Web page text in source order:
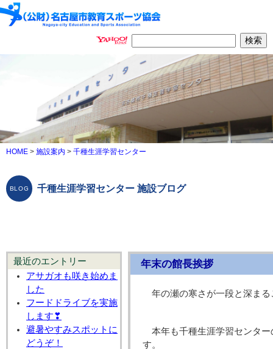
HOME > 施設案内 > 千種生涯学習センター
千種生涯学習センター 施設ブログ
最近のエントリー
アサガオも咲き始めま
した
フードドライブを実施
します❣
避暑やすみスポットに
どうぞ！
年末の館長挨拶
年の瀬の寒さが一段と深ま
本年も千種生涯学習センタ
す。